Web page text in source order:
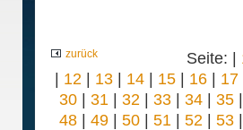
zurück Seite: |
| 12 | 13| 14| 15| 16| 17
30| 31 | 32 | 33| 34| 35|
48| 49| 50| 51 | 52 | 53|